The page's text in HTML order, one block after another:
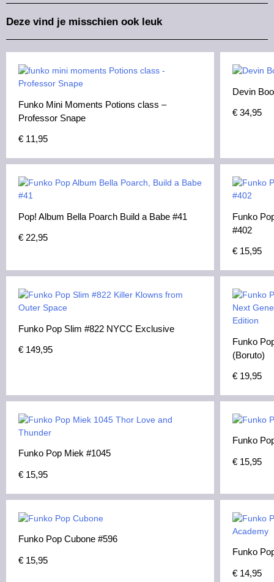
Deze vind je misschien ook leuk
Funko Mini Moments Potions class –
Professor Snape
€ 11,95
Devin
€ 34,95
Pop! Album Bella Poarch Build a Babe #41
€ 22,95
Funko
#402
€ 15,95
Funko Pop Slim #822 NYCC Exclusive
€ 149,95
Funko
(Boruto)
€ 19,95
Funko Pop Miek #1045
€ 15,95
Funko
€ 15,95
Funko Pop Cubone #596
€ 15,95
Funko
€ 14,95